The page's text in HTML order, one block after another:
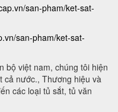
san-pham/ket-sat-
san-pham/ket-sat-
bộ việt nam, chúng tôi hiện
cả nước., Thương hiệu và
các loại tủ sắt, tủ văn